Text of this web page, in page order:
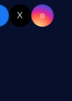
X ⌾